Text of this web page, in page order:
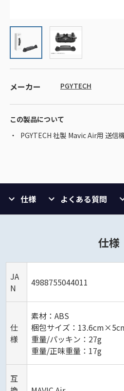
メーカー PGYTECH
この製品について
PGYTECH 社製 Mavic Air用 送信
仕様 よくある質問
仕様
JA
N
4988755044011
仕
様
素材：ABS
梱包サイズ：
重量/パッキン：27g
重量/正味重量：17g
互